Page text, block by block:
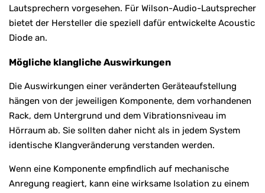
Lautsprechern vorgesehen. Für Wilson-Audio-Lautsprecher
bietet der Hersteller die speziell dafür entwickelte Acoustic
Diode an.
Mögliche klangliche Auswirkungen
Die Auswirkungen einer veränderten Geräteaufstellung
hängen von der jeweiligen Komponente, dem vorhandenen
Rack, dem Untergrund und dem Vibrationsniveau im
Hörraum ab. Sie sollten daher nicht als in jedem System
identische Klangveränderung verstanden werden.
Wenn eine Komponente empfindlich auf mechanische
Anregung reagiert, kann eine wirksame Isolation zu einem